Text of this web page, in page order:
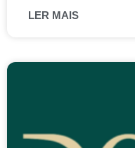
LER MAIS